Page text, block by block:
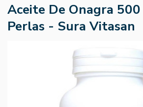
Aceite De Onagra
Perlas - Sura Vitasan